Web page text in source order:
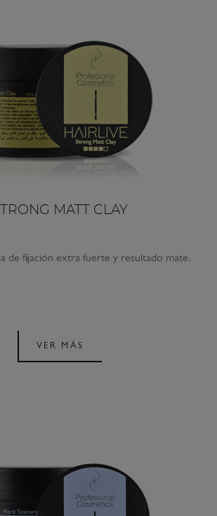
MATT CLAY
de fijación extra fuerte y resultado mate.
VER MÁS